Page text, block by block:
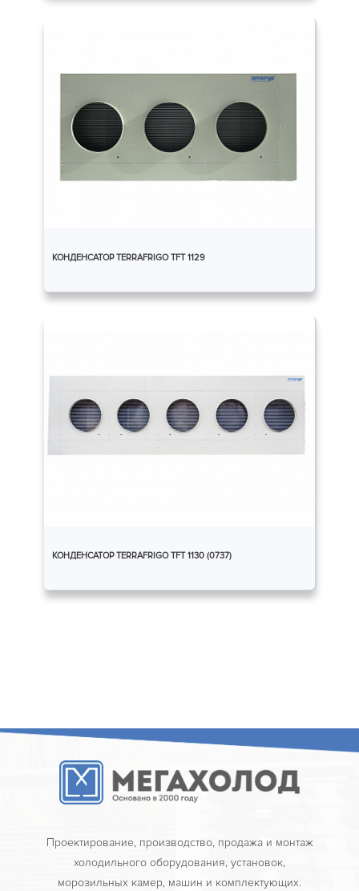
КОНДЕНСАТОР TERRAFRIGO TFT 1129
КОНДЕНСАТОР TERRAFRIGO TFT 1130 (0737)
Проектирование, производство, продажа и монтаж
холодильного оборудования, установок,
морозильных камер, машин и комплектующих.